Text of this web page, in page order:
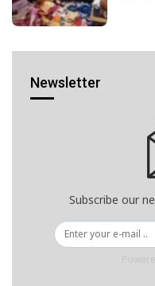
Newsletter
Subscribe our